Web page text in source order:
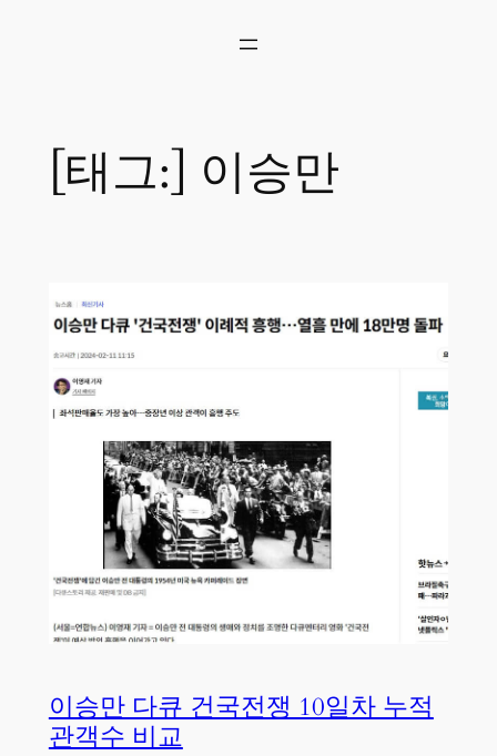
[태그:] 이승만
이승만 다큐 건국전쟁 10일차 누적
관객수 비교